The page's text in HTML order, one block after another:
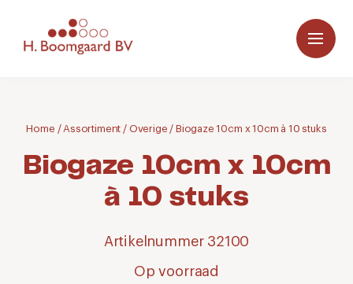
Home / Assortiment / Overige / Biogaze 10cm x 10cm à 10 stuks
Biogaze 10cm x 10cm
à 10 stuks
Artikelnummer 32100
Op voorraad